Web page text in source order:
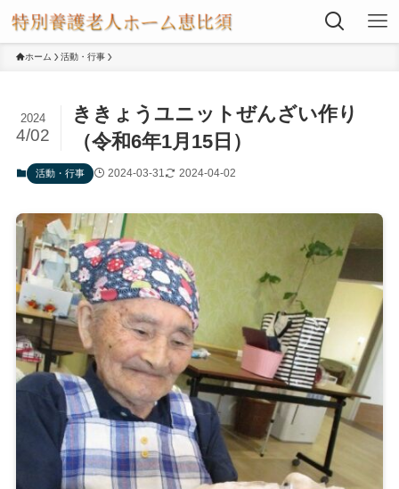
ホーム 活動・行事
ききょうユニットぜんざい作り
（令和6年1月15日）
2024
4/02
活動・行事 2024-03-31 2024-04-02